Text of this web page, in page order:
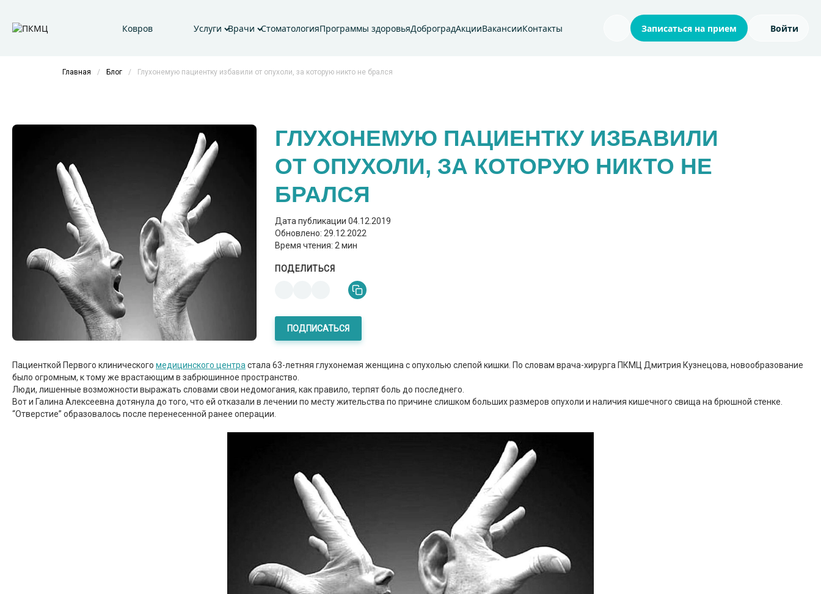
Ковров Услуги Врачи СтоматологияПрограммы здоровьяДоброградАкцииВакансииКонтакты Поиск по сайтуЗаписаться на прием Войти
Главная / Блог / Глухонемую пациентку избавили от опухоли, за которую никто не брался
ГЛУХОНЕМУЮ ПАЦИЕНТКУ ИЗБАВИЛИ
ОТ ОПУХОЛИ, ЗА КОТОРУЮ НИКТО НЕ
БРАЛСЯ
Дата публикации 04.12.2019
Обновлено: 29.12.2022
Время чтения: 2 мин
ПОДЕЛИТЬСЯ
ПОДПИСАТЬСЯ
Пациенткой Первого клинического медицинского центра стала 63-летняя глухонемая женщина с опухолью слепой кишки. По словам врача-хирурга ПКМЦ Дмитрия Кузнецова, новообразование
было огромным, к тому же врастающим в забрюшинное пространство.
Люди, лишенные возможности выражать словами свои недомогания, как правило, терпят боль до последнего.
Вот и Галина Алексеевна дотянула до того, что ей отказали в лечении по месту жительства по причине слишком больших размеров опухоли и наличия кишечного свища на брюшной стенке.
“Отверстие” образовалось после перенесенной ранее операции.